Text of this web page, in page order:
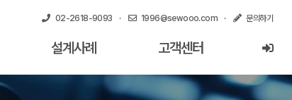
02-2618-9093 · 1996@sewooo.com· 문의하기
설계사례 고객센터